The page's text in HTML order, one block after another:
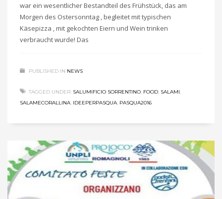
war ein wesentlicher Bestandteil des Frühstück, das am
Morgen des Ostersonntag , begleitet mit typischen
Käsepizza , mit gekochten Eiern und Wein trinken
verbraucht wurde! Das
PUBLISHED IN NEWS
TAGGED UNDER: SALUMIFICIO SORRENTINO, FOOD, SALAMI,
SALAMECORALLINA, IDEEPERPASQUA, PASQUA2016